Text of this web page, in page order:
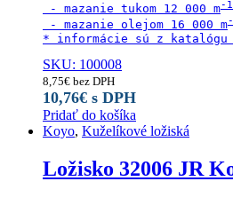
- mazanie tukom 12 000 m
- mazanie olejom 16 000 m
SKU: 100008
8,75€ bez DPH
10,76€ s DPH
Pridať do košíka
Koyo, Kuželíkové ložiská
Ložisko 32006 JR